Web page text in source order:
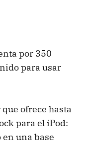
por 350
para usar
ofrece hasta
para el iPod:
una base